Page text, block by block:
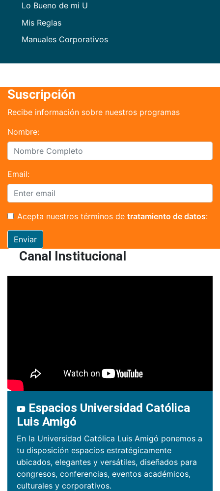
Lo Bueno de mi U
Mis Reglas
Manuales Corporativos
Suscripción
Recibe información sobre nuestros programas
Nombre:
Email:
Acepta nuestros términos de tratamiento de datos:
Enviar
Canal Institucional
Espacios Universidad Católica
Luis Amigó
En la Universidad Católica Luis Amigó ponemos a
tu disposición espacios estratégicamente
ubicados, elegantes y versátiles, diseñados para
congresos, conferencias, eventos académicos,
culturales y corporativos.